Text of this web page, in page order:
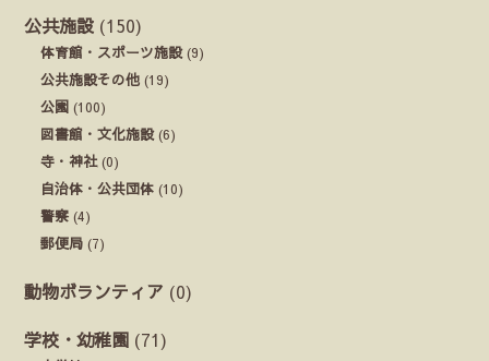
公共施設 (150)
体育館・スポーツ施設(9)
公共施設その他 (19)
公園 (100)
図書館・文化施設(6)
寺・神社(0)
自治体・公共団体 (10)
警察 (4)
郵便局 (7)
動物ボランティア (0)
学校・幼稚園 (71)